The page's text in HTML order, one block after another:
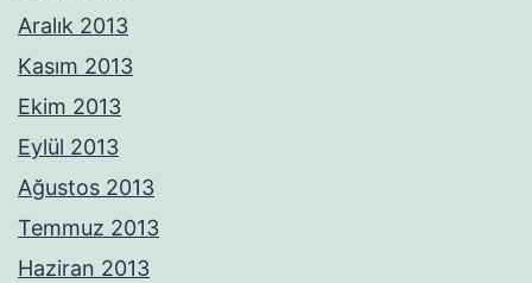
Aralık 2013
Kasım 2013
Ekim 2013
Eylül 2013
Ağustos 2013
Temmuz 2013
Haziran 2013